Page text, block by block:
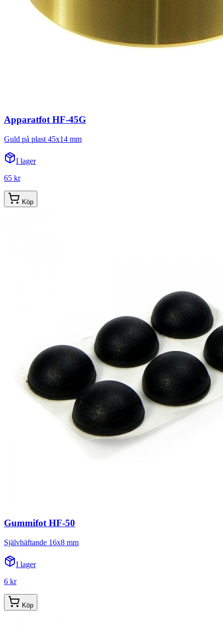
Apparatfot HF-45G
Guld på plast 45x14 mm
I lager
65 kr
Köp
Gummifot HF-50
Självhäftande 16x8 mm
I lager
6 kr
Köp